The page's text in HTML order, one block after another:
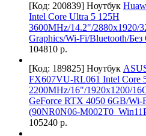
[Код: 200839] Ноутбук
Intel Core Ultra 5 125H
3600MHz/14.2"/2880x1920/
Graphics/Wi-Fi/Bluetooth/
104810 р.
[Код: 189825] Ноутбук
FX607VU-RL061 Intel Core
2200MHz/16"/1920x1200/
GeForce RTX 4050 6GB/Wi-
(90NR0N06-
105240 р.